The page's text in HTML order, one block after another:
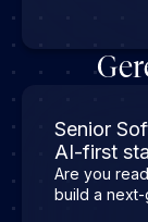
Senior
AI-first
Are you
build a next-